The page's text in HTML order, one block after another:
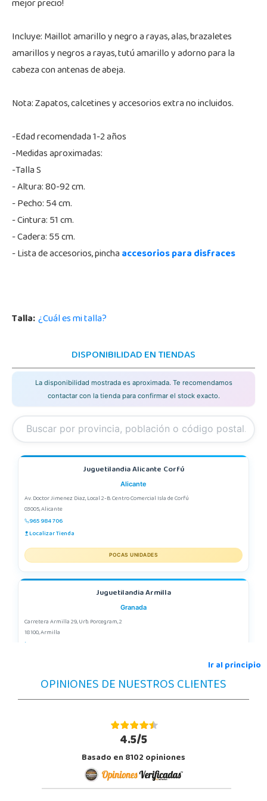
mejor precio!
Incluye: Maillot amarillo y negro a rayas, alas, brazaletes
amarillos y negros a rayas, tutú amarillo y adorno para la
cabeza con antenas de abeja.
Nota: Zapatos, calcetines y accesorios extra no incluidos.
-Edad recomendada 1-2 años
-Medidas aproximadas:
-Talla S
- Altura: 80-92 cm.
- Pecho: 54 cm.
- Cintura: 51 cm.
- Cadera: 55 cm.
- Lista de accesorios, pinchaaccesorios para disfraces
Talla:¿Cuál es mi talla?
DISPONIBILIDAD EN TIENDAS
La disponibilidad mostrada es aproximada. Te recomendamos
contactar con la tienda para confirmar el stock exacto.
Juguetilandia Alicante Corfú
Alicante
Av. Doctor Jimenez Diaz, Local 2-B. Centro Comercial Isla de Corfú
03005, Alicante
965 984 706
Localizar Tienda
POCAS UNIDADES
Juguetilandia Armilla
Granada
Carretera Armilla 29, Urb. Porcegram, 2
18100, Armilla
Juguetilandia Barakaldo
Vizcaya
Centro comercial Max Center Barrio, Kareaga K., s/n Planta 1 Local LC3
Ir al principio
OPINIONES DE NUESTROS CLIENTES
4.5/5
Basado en 8102 opiniones